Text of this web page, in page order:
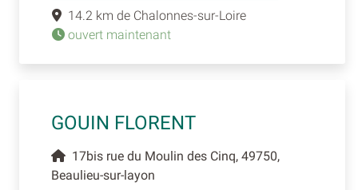
14.2 km de Chalonnes-sur-Loire
ouvert maintenant
GOUIN FLORENT
17bis rue du Moulin des Cinq, 49750,
Beaulieu-sur-layon